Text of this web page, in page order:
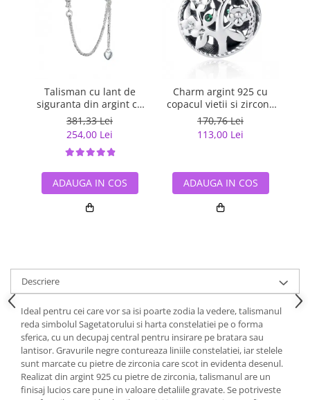
Talisman cu lant de
siguranta din argint cu
inimioara placat cu rodiu
381,33 Lei
254,00 Lei
ADAUGA IN COS
Charm argint 925 cu
copacul vietii si zirconii
verzi - Be Nature
PST0059
170,76 Lei
113,00 Lei
ADAUGA IN COS
Descriere
Ideal pentru cei care vor sa isi poarte zodia la vedere, talismanul
reda simbolul Sagetatorului si harta constelatiei pe o forma
sferica, cu un decupaj central pentru insirare pe bratara sau
lantisor. Gravurile negre contureaza liniile constelatiei, iar stelele
sunt marcate cu pietre de zirconia care scot in evidenta desenul.
Realizat din argint 925 cu pietre de zirconia, talismanul are un
finisaj lucios care pune in valoare detaliile gravate. Se potriveste